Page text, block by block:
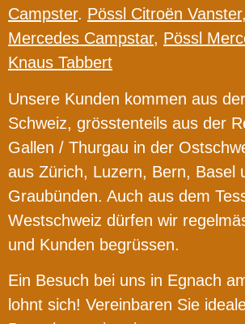
Campster. Pössl Citroën Vanster,
Mercedes Campstar, Pössl
Knaus Tabbert
Unsere Kunden kommen aus
Schweiz, grösstenteils aus der
Gallen / Thurgau in der
aus Zürich, Luzern, Bern, Basel
Graubünden. Auch aus dem
Westschweiz dürfen wir
und Kunden begrüssen.
Ein Besuch bei uns in Egnach
lohnt sich! Vereinbaren Sie